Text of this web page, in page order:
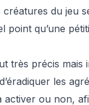
du jeu
point qu’une
très précis
les
activer ou non,